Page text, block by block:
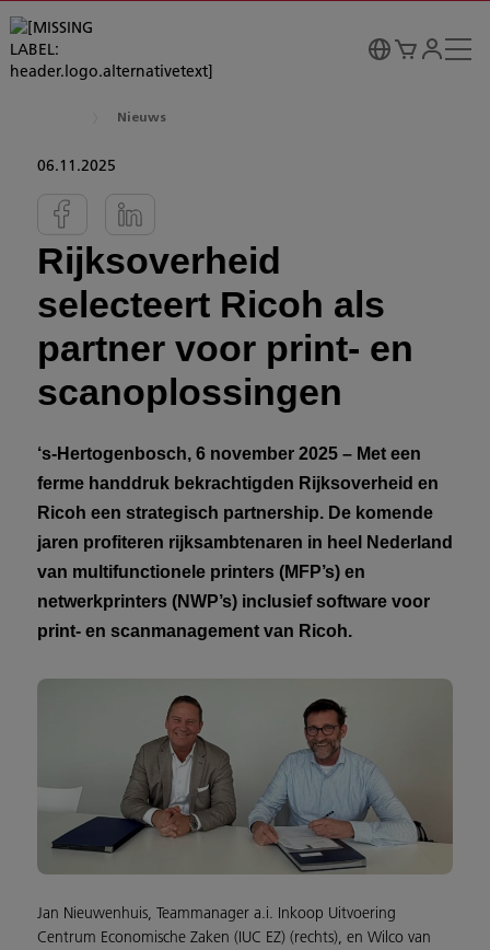
Nieuws
06.11.2025
Rijksoverheid
selecteert Ricoh als
partner voor print- en
scanoplossingen
‘s-Hertogenbosch, 6 november 2025 – Met een
ferme handdruk bekrachtigden Rijksoverheid en
Ricoh een strategisch partnership. De komende
jaren profiteren rijksambtenaren in heel Nederland
van multifunctionele printers (MFP’s) en
netwerkprinters (NWP’s) inclusief software voor
print- en scanmanagement van Ricoh.
Jan Nieuwenhuis, Teammanager a.i. Inkoop Uitvoering
Centrum Economische Zaken (IUC EZ) (rechts), en Wilco van